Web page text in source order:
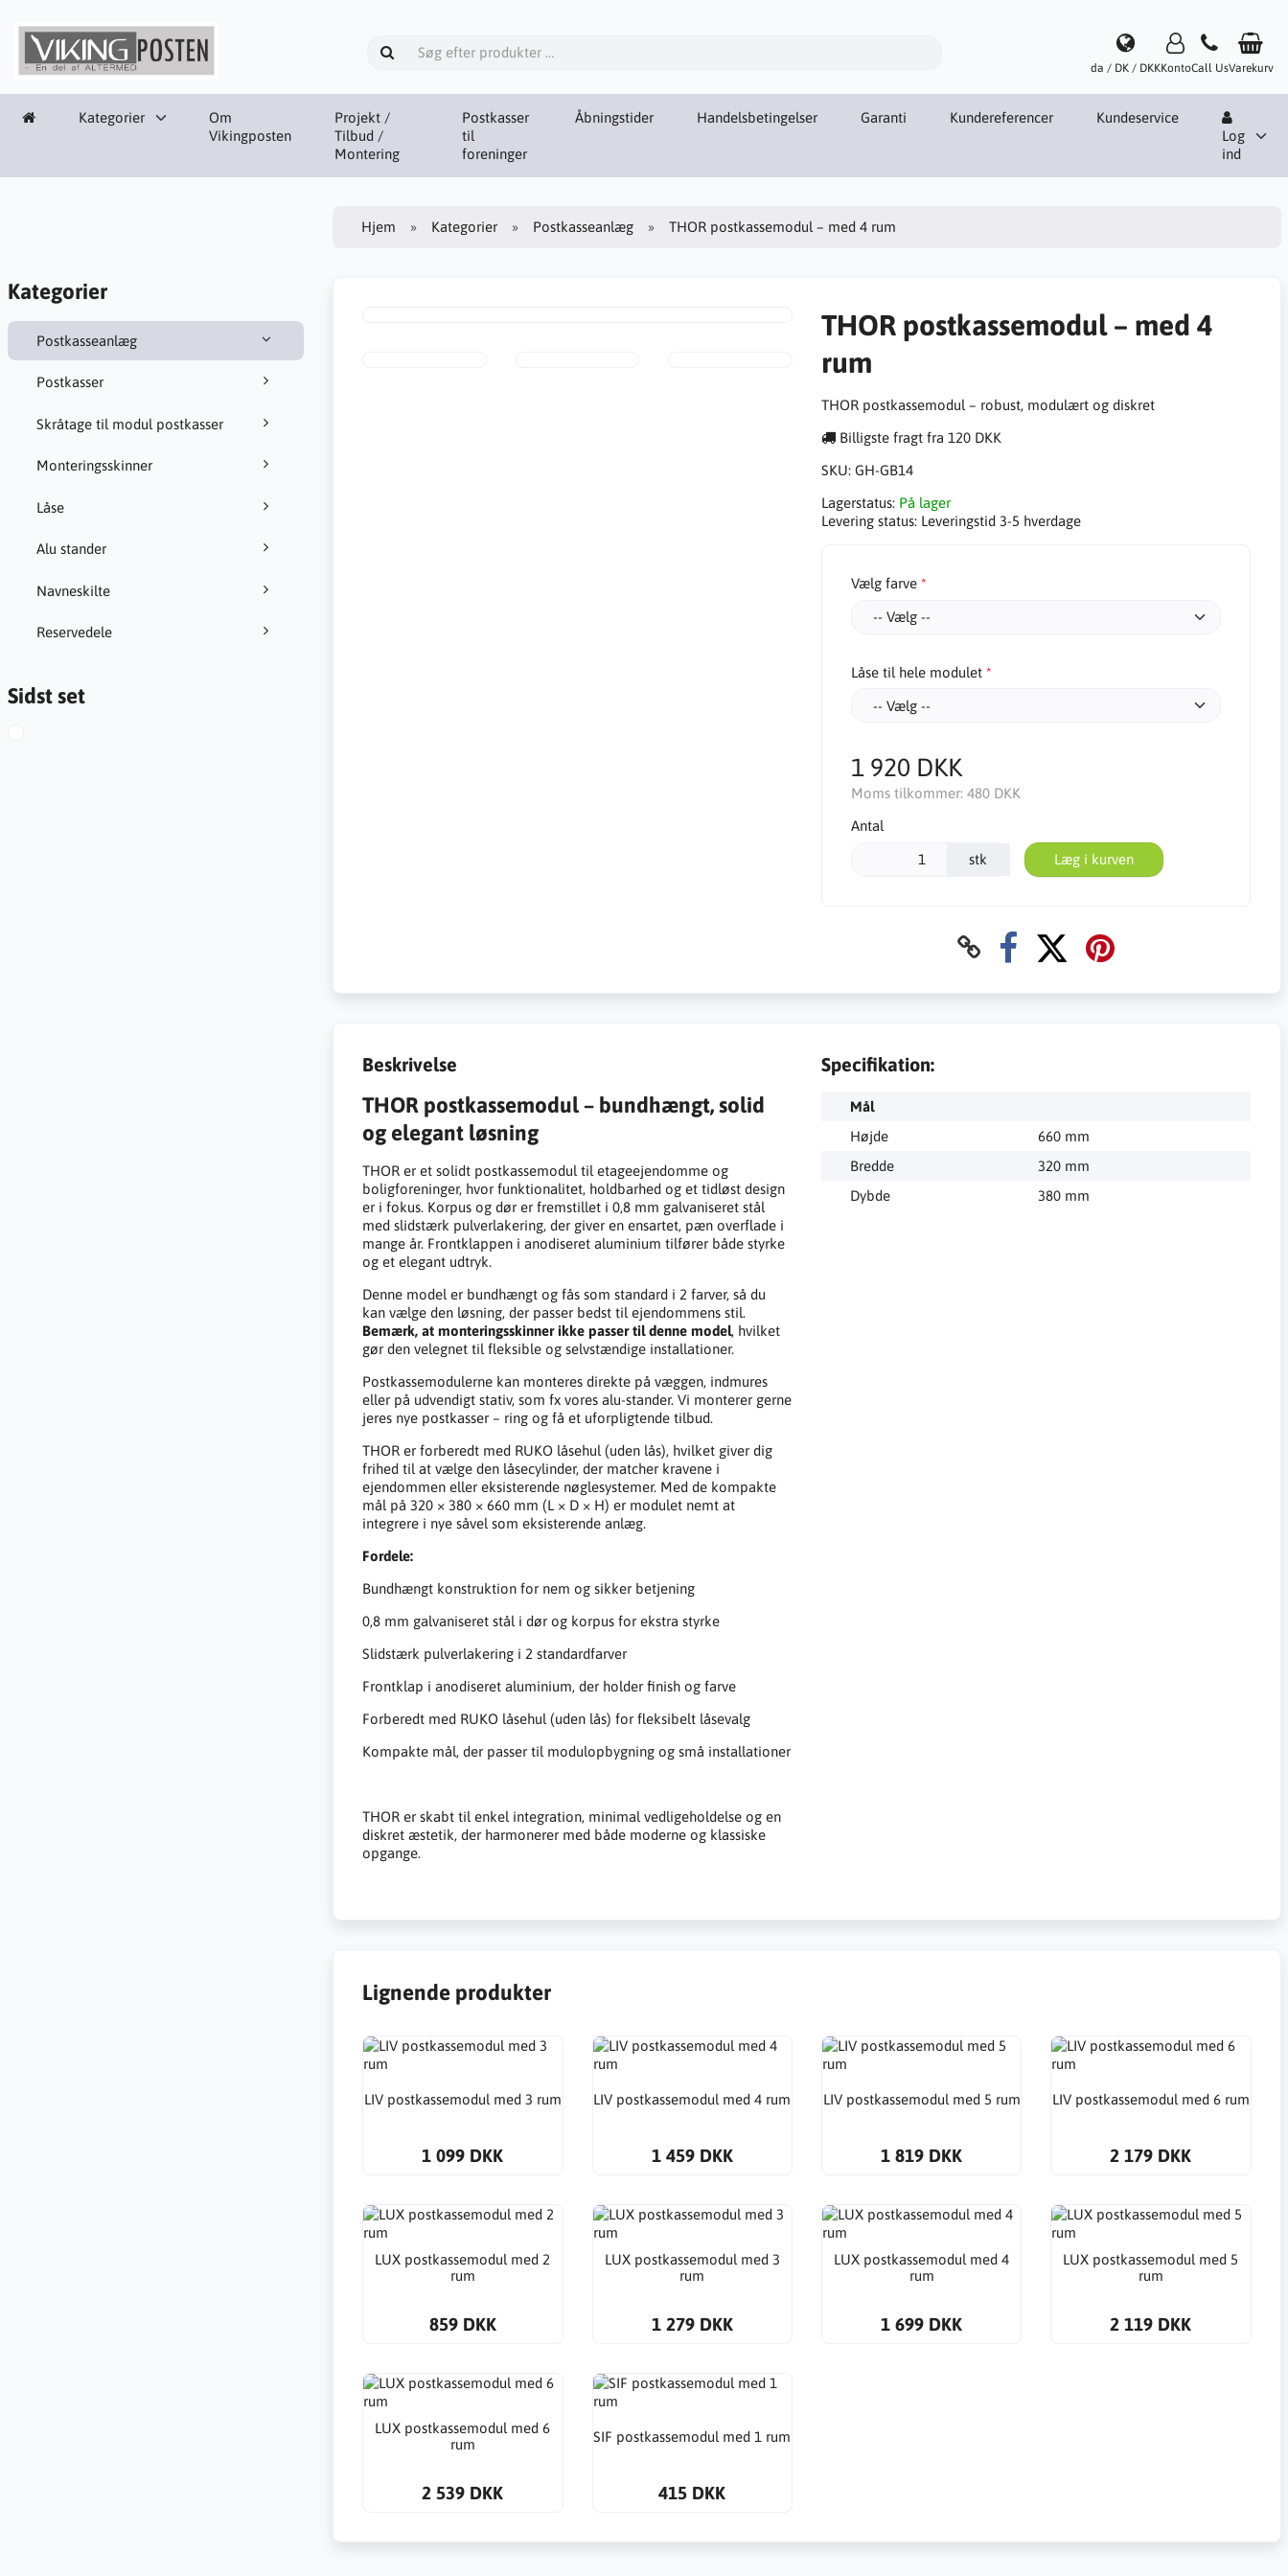
da / DK / DKKKontoCall UsVarekurv
Kategorier
Om
Vikingposten
Projekt /
Tilbud /
Montering
Postkasser
til
foreninger
Åbningstider Handelsbetingelser Garanti Kundereferencer
Kundeservice
Log
ind
Kategorier
Postkasseanlæg
Postkasser
Skråtage til modul postkasser
Monteringsskinner
Låse
Alu stander
Navneskilte
Reservedele
Sidst set
Hjem Kategorier Postkasseanlæg THOR postkassemodul – med 4 rum
THOR postkassemodul – med 4
rum
THOR postkassemodul – robust, modulært og diskret
Billigste fragt fra 120 DKK
SKU: GH-GB14
Lagerstatus: På lager
Levering status: Leveringstid 3-5 hverdage
Vælg farve
Låse til hele modulet
1 920 DKK
Moms tilkommer: 480 DKK
Antal
stk Læg i kurven
Beskrivelse
THOR postkassemodul – bundhængt, solid
og elegant løsning
THOR er et solidt postkassemodul til etageejendomme og
boligforeninger, hvor funktionalitet, holdbarhed og et tidløst design
er i fokus. Korpus og dør er fremstillet i 0,8 mm galvaniseret stål
med slidstærk pulverlakering, der giver en ensartet, pæn overflade i
mange år. Frontklappen i anodiseret aluminium tilfører både styrke
og et elegant udtryk.
Denne model er bundhængt og fås som standard i 2 farver, så du
kan vælge den løsning, der passer bedst til ejendommens stil.
Bemærk, at monteringsskinner ikke passer til denne model, hvilket
gør den velegnet til fleksible og selvstændige installationer.
Postkassemodulerne kan monteres direkte på væggen, indmures
eller på udvendigt stativ, som fx vores alu-stander. Vi monterer gerne
jeres nye postkasser – ring og få et uforpligtende tilbud.
THOR er forberedt med RUKO låsehul (uden lås), hvilket giver dig
frihed til at vælge den låsecylinder, der matcher kravene i
ejendommen eller eksisterende nøglesystemer. Med de kompakte
mål på 320 × 380 × 660 mm (L × D × H) er modulet nemt at
integrere i nye såvel som eksisterende anlæg.
Fordele:
Bundhængt konstruktion for nem og sikker betjening
0,8 mm galvaniseret stål i dør og korpus for ekstra styrke
Slidstærk pulverlakering i 2 standardfarver
Frontklap i anodiseret aluminium, der holder finish og farve
Forberedt med RUKO låsehul (uden lås) for fleksibelt låsevalg
Kompakte mål, der passer til modulopbygning og små installationer
THOR er skabt til enkel integration, minimal vedligeholdelse og en
diskret æstetik, der harmonerer med både moderne og klassiske
opgange.
Specifikation:
Mål
Højde
660 mm
Bredde
320 mm
Dybde
380 mm
Lignende produkter
LIV postkassemodul med 3 rum
1 099 DKK
LIV postkassemodul med 4 rum
1 459 DKK
LIV postkassemodul med 5 rum
1 819 DKK
LIV postkassemodul med 6 rum
2 179 DKK
LUX postkassemodul med 2
rum
859 DKK
LUX postkassemodul med 3
rum
1 279 DKK
LUX postkassemodul med 4
rum
1 699 DKK
LUX postkassemodul med 5
rum
2 119 DKK
LUX postkassemodul med 6
rum
2 539 DKK
SIF postkassemodul med 1 rum
415 DKK